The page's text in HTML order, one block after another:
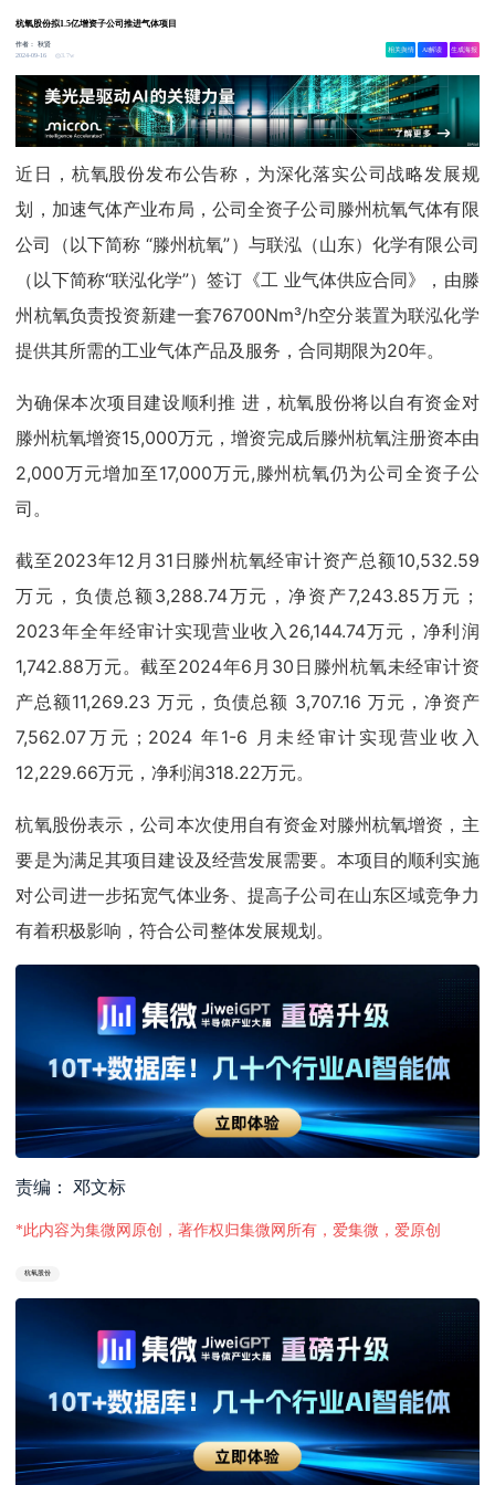
杭氧股份拟1.5亿增资子公司推进气体项目
作者：秋贤
2024-09-16
3.7w
相关舆情 AI解读 生成海报
近日，杭氧股份发布公告称，为深化落实公司战略发展规
划，加速气体产业布局，公司全资子公司滕州杭氧气体有限
公司（以下简称 “滕州杭氧”）与联泓（山东）化学有限公司
（以下简称“联泓化学”）签订《工 业气体供应合同》，由滕
州杭氧负责投资新建一套76700Nm³/h空分装置为联泓化学
提供其所需的工业气体产品及服务，合同期限为20年。
为确保本次项目建设顺利推 进，杭氧股份将以自有资金对
滕州杭氧增资15,000万元，增资完成后滕州杭氧注册资本由
2,000万元增加至17,000万元,滕州杭氧仍为公司全资子公
司。
截至2023年12月31日滕州杭氧经审计资产总额10,532.59
万元，负债总额3,288.74万元，净资产7,243.85万元；
2023年全年经审计实现营业收入26,144.74万元，净利润
1,742.88万元。截至2024年6月30日滕州杭氧未经审计资
产总额11,269.23 万元，负债总额 3,707.16 万元，净资产
7,562.07万元；2024 年1-6 月未经审计实现营业收入
12,229.66万元，净利润318.22万元。
杭氧股份表示，公司本次使用自有资金对滕州杭氧增资，主
要是为满足其项目建设及经营发展需要。本项目的顺利实施
对公司进一步拓宽气体业务、提高子公司在山东区域竞争力
有着积极影响，符合公司整体发展规划。
责编： 邓文标
*此内容为集微网原创，著作权归集微网所有，爱集微，爱原创
杭氧股份